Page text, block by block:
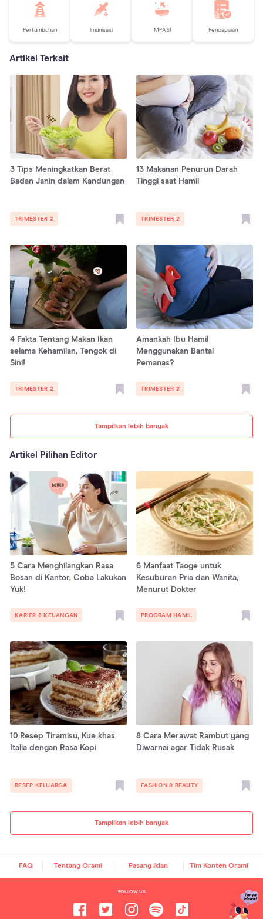
Pertumbuhan Imunisasi MPASI Pencapaian
Artikel Terkait
Tampilkan lebih banyak
3 Tips Meningkatkan Berat
Badan Janin dalam Kandungan
TRIMESTER 2
13 Makanan Penurun Darah
Tinggi saat Hamil
TRIMESTER 2
4 Fakta Tentang Makan Ikan
selama Kehamilan, Tengok di
Sini!
TRIMESTER 2
Amankah Ibu Hamil
Menggunakan Bantal
Pemanas?
TRIMESTER 2
Artikel Pilihan Editor
Tampilkan lebih banyak
5 Cara Menghilangkan Rasa
Bosan di Kantor, Coba Lakukan
Yuk!
KARIER & KEUANGAN
6 Manfaat Taoge untuk
Kesuburan Pria dan Wanita,
Menurut Dokter
PROGRAM HAMIL
10 Resep Tiramisu, Kue khas
Italia dengan Rasa Kopi
RESEP KELUARGA
8 Cara Merawat Rambut yang
Diwarnai agar Tidak Rusak
FASHION & BEAUTY
FAQ Tentang Orami Pasang iklan Tim Konten Orami
FOLLOW US